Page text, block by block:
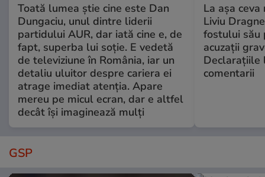
Toată lumea știe cine este Dan
Dungaciu, unul dintre liderii
partidului AUR, dar iată cine e, de
fapt, superba lui soție. E vedetă
de televiziune în România, iar un
detaliu uluitor despre cariera ei
atrage imediat atenția. Apare
mereu pe micul ecran, dar e altfel
decât își imaginează mulți
La așa
Liviu
fostului său
acuzații
Declarațiile
comentarii
GSP